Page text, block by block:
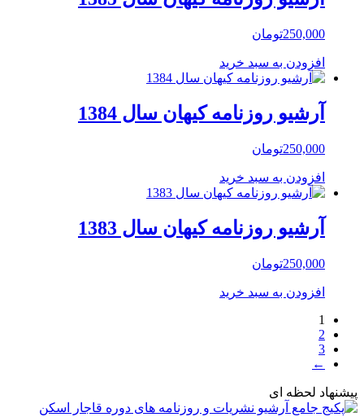
250,000تومان
افزودن به سبد خرید
آرشیو روزنامه کیهان سال 1384
250,000تومان
افزودن به سبد خرید
آرشیو روزنامه کیهان سال 1383
250,000تومان
افزودن به سبد خرید
1
2
3
←
پیشنهاد لحظه ای